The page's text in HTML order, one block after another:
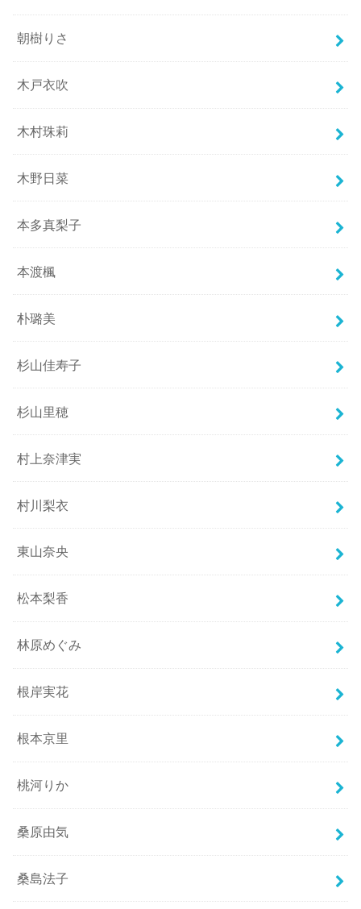
朝樹りさ
木戸衣吹
木村珠莉
木野日菜
本多真梨子
本渡楓
朴璐美
杉山佳寿子
杉山里穂
村上奈津実
村川梨衣
東山奈央
松本梨香
林原めぐみ
根岸実花
根本京里
桃河りか
桑原由気
桑島法子